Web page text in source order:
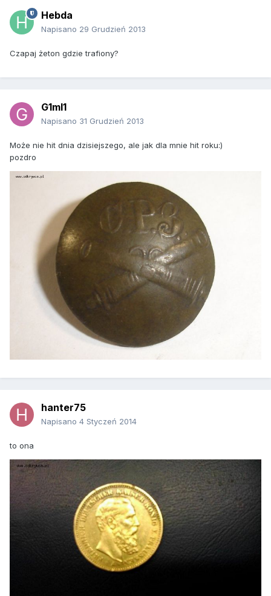
Hebda
Napisano 29 Grudzień 2013
Czapaj żeton gdzie trafiony?
G1ml1
Napisano 31 Grudzień 2013
Może nie hit dnia dzisiejszego, ale jak dla mnie hit roku:)
pozdro
hanter75
Napisano 4 Styczeń 2014
to ona